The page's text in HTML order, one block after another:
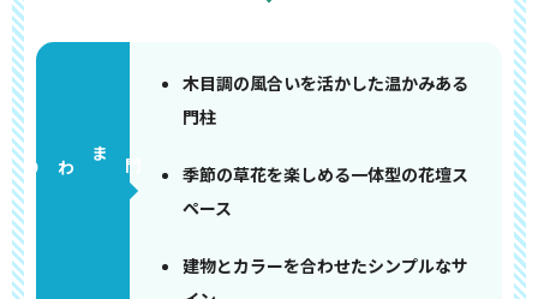
門まわり
木目調の風合いを活かした温かみある
門柱
季節の草花を楽しめる一体型の花壇ス
ペース
建物とカラーを合わせたシンプルなサ